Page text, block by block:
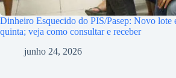
Dinheiro Esquecido do PIS/Pasep: Novo lote
quinta; veja como consultar e receber
junho 24, 2026